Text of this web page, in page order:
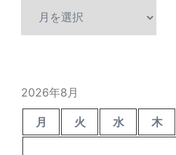
2026年8月
月 火 水 木